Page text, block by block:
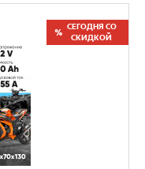
СЕГОДНЯ СО
СКИДКОЙ